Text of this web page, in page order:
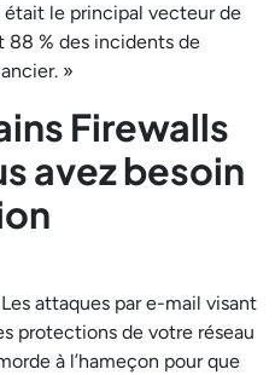
était le principal vecteur de
% des incidents de
»
Firewalls
avez besoin
attaques par e-mail visant
protections de votre réseau
à l’hameçon pour que